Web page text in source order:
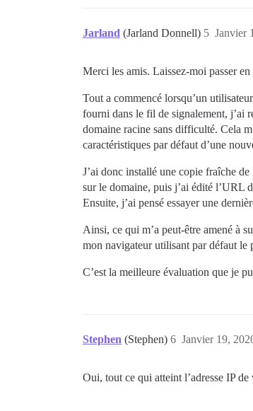
Jarland (Jarland Donnell) Janvier
5
Merci les amis. Laissez-moi passer
Tout a commencé lorsqu’un
fourni dans le fil de signalement, j’ai
domaine racine sans difficulté. Cela
caractéristiques par défaut d’une
J’ai donc installé une copie fraîche
sur le domaine, puis j’ai édité l’URL
Ensuite, j’ai pensé essayer une
Ainsi, ce qui m’a peut-être amené à
mon navigateur utilisant par défaut le
C’est la meilleure évaluation que je
Stephen (Stephen) Janvier 19,
6
Oui, tout ce qui atteint l’adresse IP